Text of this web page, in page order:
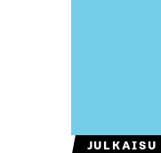
JULKAISU